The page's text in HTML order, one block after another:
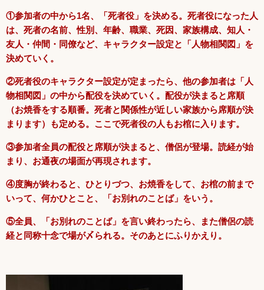
①参加者の中から1名、「死者役」を決める。死者役になった人
は、死者の名前、性別、年齢、職業、死因、家族構成、知人・
友人・仲間・同僚など、キャラクター設定と「人物相関図」を
決めていく。
②死者役のキャラクター設定が定まったら、他の参加者は「人
物相関図」の中から配役を決めていく。配役が決まると席順
（お焼香をする順番。死者と関係性が近しい家族から席順が決
まります）も定める。ここで死者役の人もお棺に入ります。
③参加者全員の配役と席順が決まると、僧侶が登場。読経が始
まり、お通夜の場面が再現されます。
④度胸が終わると、ひとりづつ、お焼香をして、お棺の前まで
いって、何かひとこと、「お別れのことば」をいう。
⑤全員、「お別れのことば」を言い終わったら、また僧侶の読
経と同称十念で場が〆られる。そのあとにふりかえり。